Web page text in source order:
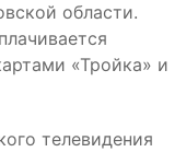
области.
«Тройка» и
телевидения